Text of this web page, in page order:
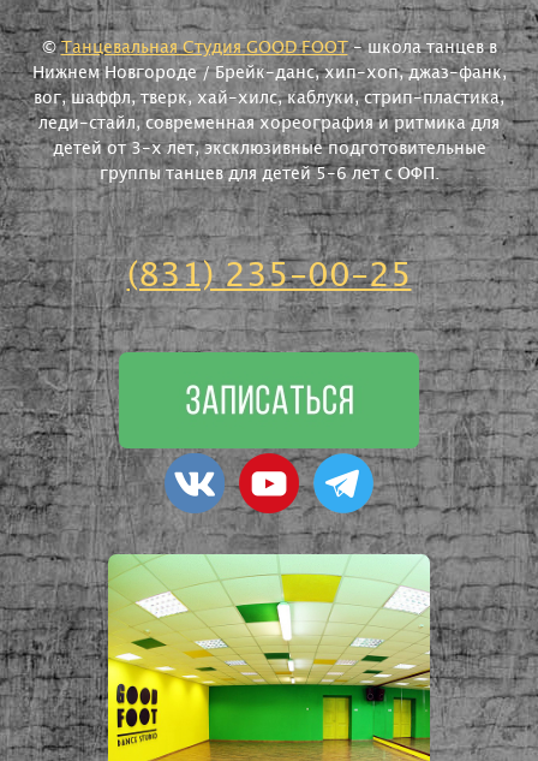
©Танцевальная Студия GOOD FOOT- школа танцев в
Нижнем Новгороде / Брейк-данс, хип-хоп, джаз-фанк,
вог, шаффл, тверк, хай-хилс, каблуки, стрип-пластика,
леди-стайл, современная хореография и ритмика для
детей от 3-х лет, эксклюзивные подготовительные
группы танцев для детей 5-6 лет с ОФП.
(831) 235-00-25